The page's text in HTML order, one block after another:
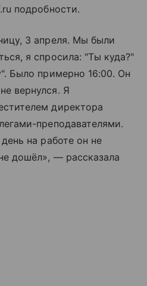
подробности.
3 апреля. Мы были
я спросила: "Ты куда?"
Было примерно 16:00. Он
вернулся. Я
директора
преподавателями.
на работе он не
дошёл», — рассказала